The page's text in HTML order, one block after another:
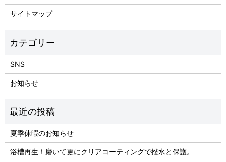
サイトマップ
SNS
お知らせ
夏季休暇のお知らせ
浴槽再生！磨いて更にクリアコーティングで撥水と保護。